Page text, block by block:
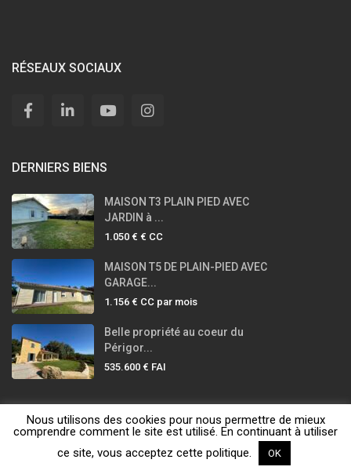
RÉSEAUX SOCIAUX
DERNIERS BIENS
MAISON T3 PLAIN PIED AVEC
JARDIN à ...
1.050 € € CC
MAISON T5 DE PLAIN-PIED AVEC
GARAGE...
1.156 € CC par mois
Belle propriété au coeur du
Périgor...
535.600 € FAI
LA PETITE IMMOBILIÈRE © 2020 - 2025
Honoraires Mentions légales
Nous utilisons des cookies pour nous permettre de mieux
comprendre comment le site est utilisé. En continuant à utiliser
ce site, vous acceptez cette politique.
OK
LA PETITE
IMMOBILIERE